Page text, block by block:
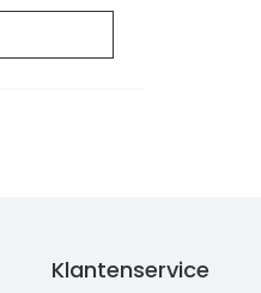
Klantenservice